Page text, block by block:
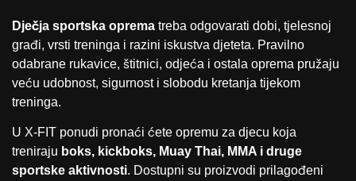
Dječja sportska oprema treba odgovarati dobi, tjelesnoj
građi, vrsti treninga i razini iskustva djeteta. Pravilno
odabrane rukavice, štitnici, odjeća i ostala oprema pružaju
veću udobnost, sigurnost i slobodu kretanja tijekom
treninga.
U X-FIT ponudi pronaći ćete opremu za djecu koja
treniraju boks, kickboks, Muay Thai, MMA i druge
sportske aktivnosti. Dostupni su proizvodi prilagođeni